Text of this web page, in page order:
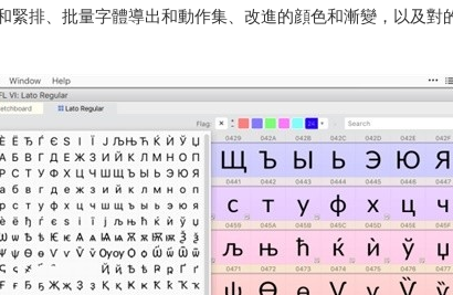
排、批量字體導出和動作集、改進的顔色和漸變，以及對